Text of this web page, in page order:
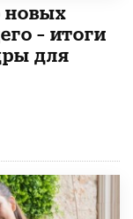
новых
– итоги
для